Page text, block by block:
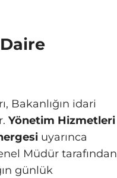
Bakanlığın idari
Yönetim Hizmetleri
uyarınca
Müdür tarafından
günlük